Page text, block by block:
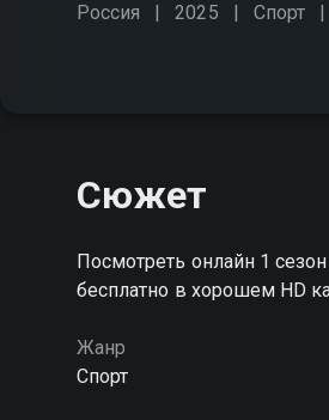
Россия 2025 Спорт
Сюжет
Посмотреть онлайн 1
бесплатно в хорошем HD
Жанр
Спорт